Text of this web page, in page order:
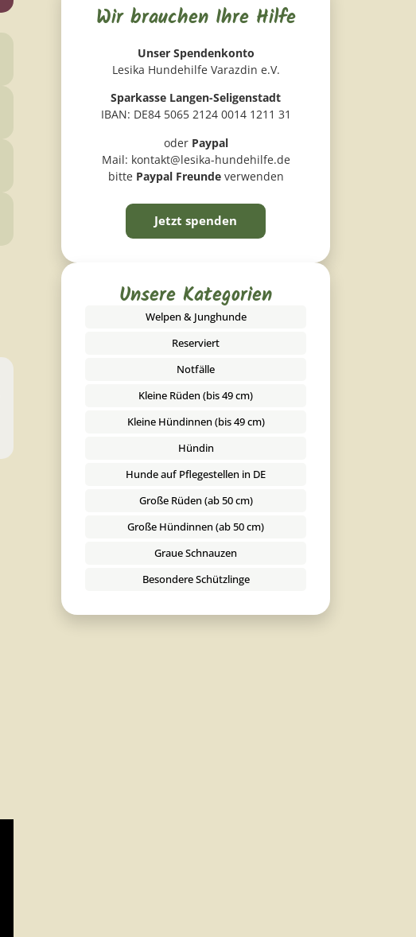
Wir brauchen Ihre Hilfe
Unser Spendenkonto
Lesika Hundehilfe Varazdin e.V.
Sparkasse Langen-Seligenstadt
IBAN: DE84 5065 2124 0014 1211 31
oder Paypal
Mail: kontakt@lesika-hundehilfe.de
bitte Paypal Freundeverwenden
Jetzt spenden
Unsere Kategorien
Welpen & Junghunde
Reserviert
Notfälle
Kleine Rüden (bis 49 cm)
Kleine Hündinnen (bis 49 cm)
Hündin
Hunde auf Pflegestellen in DE
Große Rüden (ab 50 cm)
Große Hündinnen (ab 50 cm)
Graue Schnauzen
Besondere Schützlinge